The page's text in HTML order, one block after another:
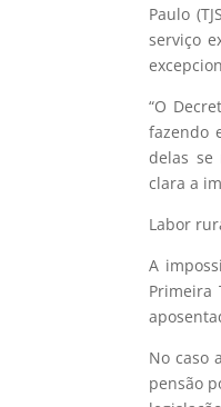
Paulo
serviço
“O
fazendo
delas se
clara a
Labor
A
Primeira
No caso
pensão